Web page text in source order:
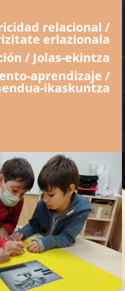
relacional /
erlazionala
/ Jolas-ekintza
aprendizaje /
ikaskuntza